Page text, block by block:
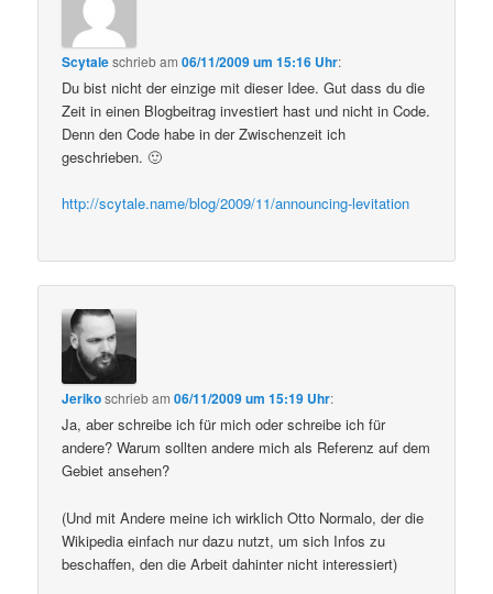
Scytaleschriebam06/11/2009 um 15:16 Uhr:
Du bist nicht der einzige mit dieser Idee. Gut dass du die
Zeit in einen Blogbeitrag investiert hast und nicht in Code.
Denn den Code habe in der Zwischenzeit ich
geschrieben. 🙂
http://scytale.name/blog/2009/11/announcing-levitation
Jerikoschriebam06/11/2009 um 15:19 Uhr:
Ja, aber schreibe ich für mich oder schreibe ich für
andere? Warum sollten andere mich als Referenz auf dem
Gebiet ansehen?
(Und mit Andere meine ich wirklich Otto Normalo, der die
Wikipedia einfach nur dazu nutzt, um sich Infos zu
beschaffen, den die Arbeit dahinter nicht interessiert)